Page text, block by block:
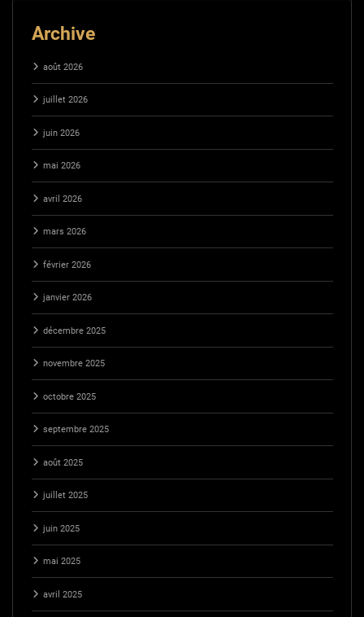
Archive
août 2026
juillet 2026
juin 2026
mai 2026
avril 2026
mars 2026
février 2026
janvier 2026
décembre 2025
novembre 2025
octobre 2025
septembre 2025
août 2025
juillet 2025
juin 2025
mai 2025
avril 2025